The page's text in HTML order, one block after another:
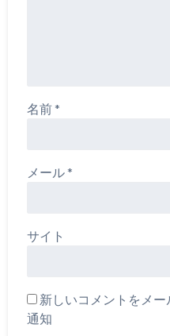
名前*
メール*
サイト
新しいコメントをメー
通知